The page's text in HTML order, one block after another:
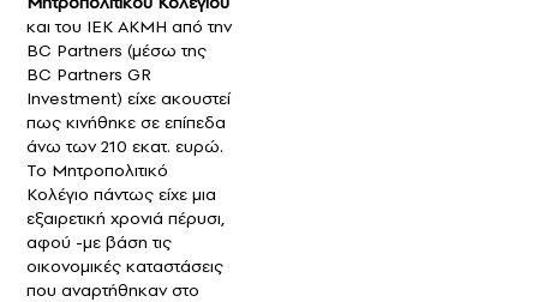
και του ΙΕΚ ΑΚΜΗ από την
BC Partners (μέσω της
BC Partners GR
Investment) είχε ακουστεί
πως κινήθηκε σε επίπεδα
άνω των 210 εκατ. ευρώ.
Το Μητροπολιτικό
Κολέγιο πάντως είχε μια
εξαιρετική χρονιά πέρυσι,
αφού -με βάση τις
οικονομικές καταστάσεις
που αναρτήθηκαν στο